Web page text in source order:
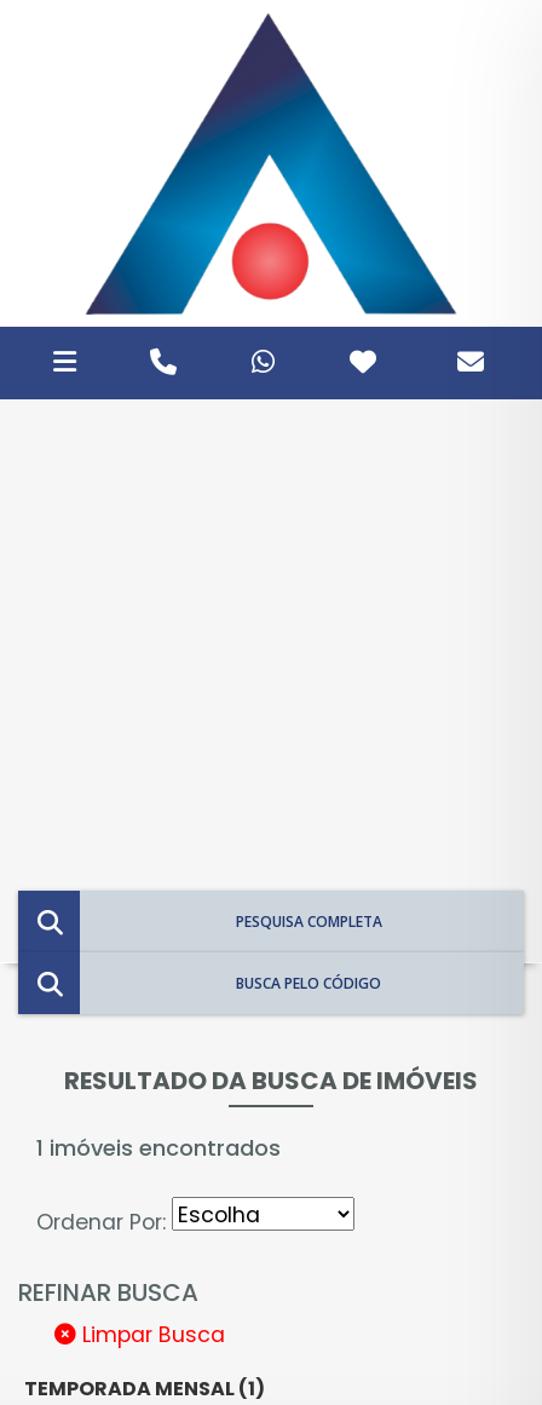
PESQUISA COMPLETA
BUSCA PELO CÓDIGO
RESULTADO DA BUSCA DE IMÓVEIS
1 imóveis encontrados
Ordenar Por:
REFINAR BUSCA
Limpar Busca
TEMPORADA MENSAL (1)